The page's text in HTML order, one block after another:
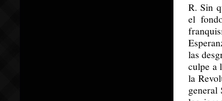
R. Sin
el
las
culpe a
la
general